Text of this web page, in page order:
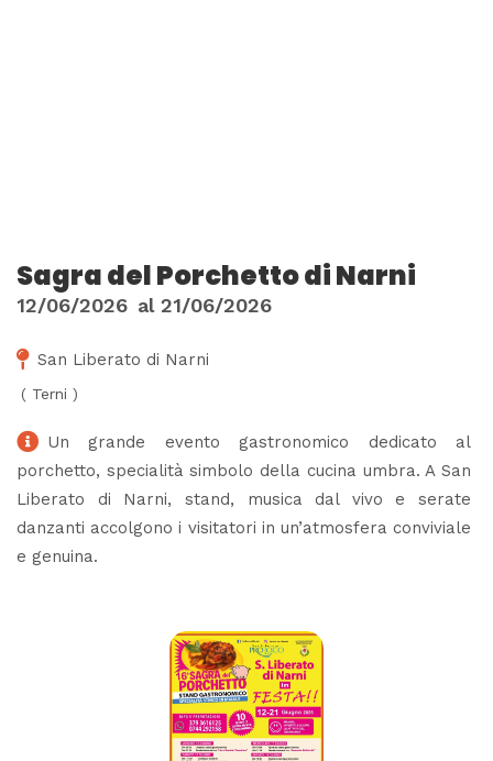
Sagra del Porchetto di Narni
12/06/2026 al 21/06/2026
San Liberato di Narni
( Terni )
Un grande evento gastronomico dedicato al
porchetto, specialità simbolo della cucina umbra. A San
Liberato di Narni, stand, musica dal vivo e serate
danzanti accolgono i visitatori in un’atmosfera conviviale
e genuina.